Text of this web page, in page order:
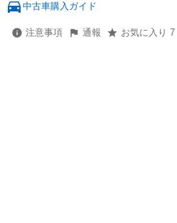
中古車購入ガイド
注意事項 通報 お気に入り 7